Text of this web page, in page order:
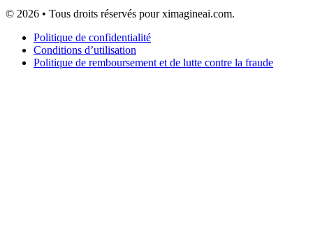
© 2026 • Tous droits réservés pour ximagineai.com.
Politique de confidentialité
Conditions d’utilisation
Politique de remboursement et de lutte contre la fraude